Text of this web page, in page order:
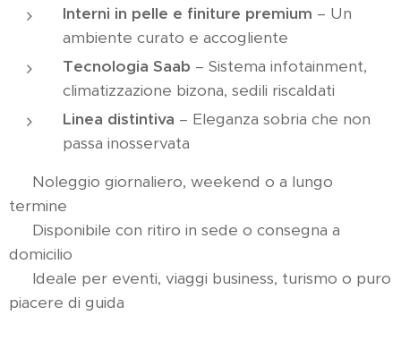
Interni in pelle e finiture premium – Un
ambiente curato e accogliente
Tecnologia Saab – Sistema infotainment,
climatizzazione bizona, sedili riscaldati
Linea distintiva – Eleganza sobria che non
passa inosservata
📆 Noleggio giornaliero, weekend o a lungo
termine
📍 Disponibile con ritiro in sede o consegna a
domicilio
🎯 Ideale per eventi, viaggi business, turismo o puro
piacere di guida